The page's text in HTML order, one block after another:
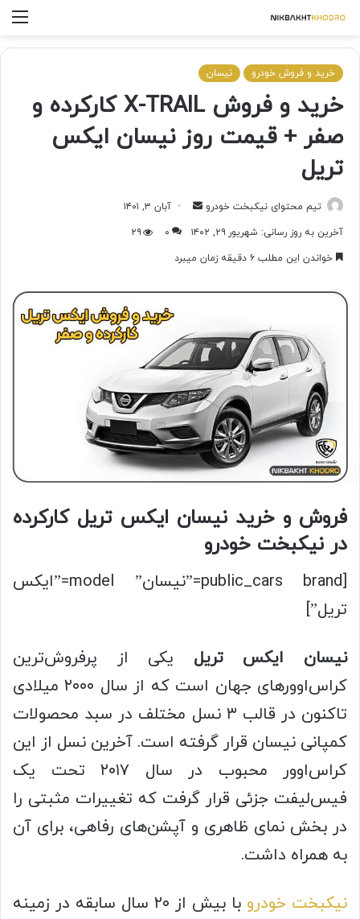
خرید و فروش خودرو نیسان
خرید و فروش X-TRAIL کارکرده و
صفر + قیمت روز نیسان ایکس
تریل
تیم محتوای نیکبخت خودرو
آبان ۳, ۱۴۰۱
آخرین به روز رسانی: شهریور ۲۹, ۱۴۰۲
۰
۲۹
خواندن این مطلب ۶ دقیقه زمان میبرد
فروش و خرید نیسان ایکس تریل کارکرده
در نیکبخت خودرو
[public_cars brand=”نیسان” model=”ایکس
تریل”]
نیسان ایکس تریل یکی از پرفروش‌ترین
کراس‌اوورهای جهان است که از سال ۲۰۰۰ میلادی
تاکنون در قالب ۳ نسل مختلف در سبد محصولات
کمپانی نیسان قرار گرفته است. آخرین نسل از این
کراس‌اوور محبوب در سال ۲۰۱۷ تحت یک
فیس‌لیفت جزئی قرار گرفت که تغییرات مثبتی را
در بخش نمای ظاهری و آپشن‌های رفاهی، برای آن
به همراه داشت.
نیکبخت خودرو
با بیش از ۲۰ سال سابقه در زمینه